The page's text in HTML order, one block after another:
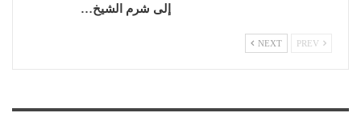
إلى شرم الشيخ…
NEXT